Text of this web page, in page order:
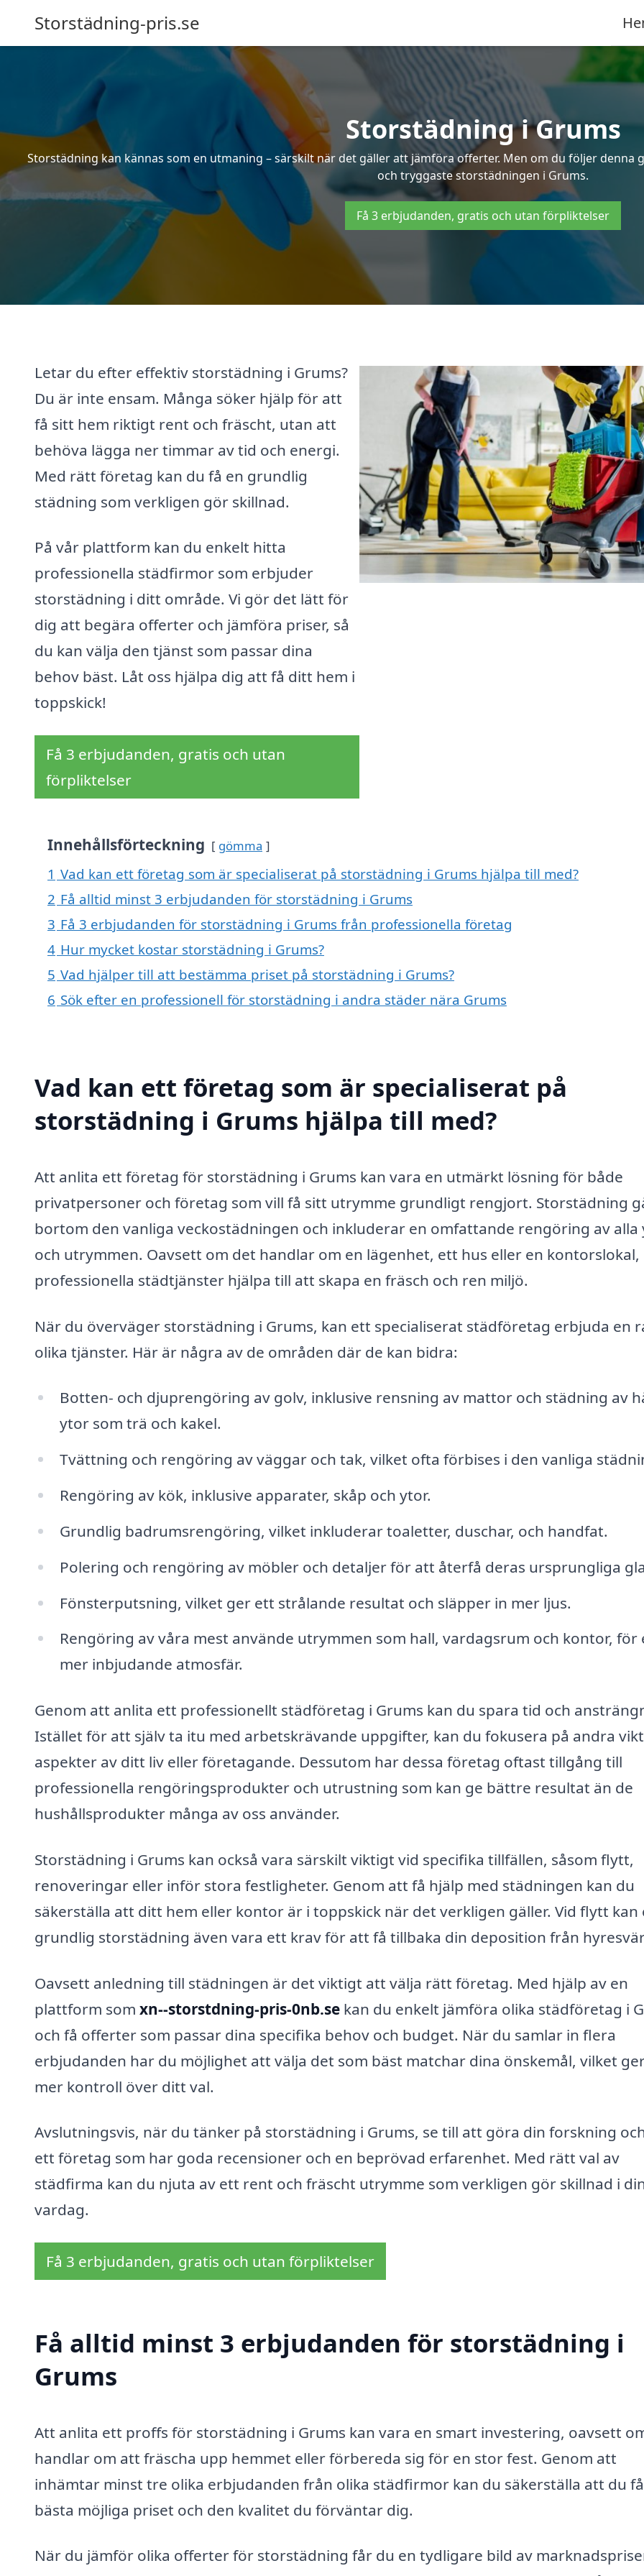
Storstädning-pris.se
Storstädning i Grums
Storstädning kan kännas som en utmaning – särskilt när det gäller att jämföra offerter. Men om du följer
och tryggaste storstädningen i Grums.
Få 3 erbjudanden, gratis och utan förpliktelser
Letar du efter effektiv storstädning i Grums?
Du är inte ensam. Många söker hjälp för att
få sitt hem riktigt rent och fräscht, utan att
behöva lägga ner timmar av tid och energi.
Med rätt företag kan du få en grundlig
städning som verkligen gör skillnad.
På vår plattform kan du enkelt hitta
professionella städfirmor som erbjuder
storstädning i ditt område. Vi gör det lätt för
dig att begära offerter och jämföra priser, så
du kan välja den tjänst som passar dina
behov bäst. Låt oss hjälpa dig att få ditt hem i
toppskick!
Få 3 erbjudanden, gratis och utan
förpliktelser
Innehållsförteckning gömma
1 Vad kan ett företag som är specialiserat på storstädning i Grums hjälpa till med?
2 Få alltid minst 3 erbjudanden för storstädning i Grums
3 Få 3 erbjudanden för storstädning i Grums från professionella företag
4 Hur mycket kostar storstädning i Grums?
5 Vad hjälper till att bestämma priset på storstädning i Grums?
6 Sök efter en professionell för storstädning i andra städer nära Grums
Vad kan ett företag som är specialiserat på
storstädning i Grums hjälpa till med?
Att anlita ett företag för storstädning i Grums kan vara en utmärkt lösning för både
privatpersoner och företag som vill få sitt utrymme grundligt rengjort. Storstädning
bortom den vanliga veckostädningen och inkluderar en omfattande rengöring av alla
och utrymmen. Oavsett om det handlar om en lägenhet, ett hus eller en kontorslokal,
professionella städtjänster hjälpa till att skapa en fräsch och ren miljö.
När du överväger storstädning i Grums, kan ett specialiserat städföretag erbjuda en
olika tjänster. Här är några av de områden där de kan bidra:
Botten- och djuprengöring av golv, inklusive rensning av mattor och städning av
ytor som trä och kakel.
Tvättning och rengöring av väggar och tak, vilket ofta förbises i den vanliga
Rengöring av kök, inklusive apparater, skåp och ytor.
Grundlig badrumsrengöring, vilket inkluderar toaletter, duschar, och handfat.
Polering och rengöring av möbler och detaljer för att återfå deras ursprungliga
Fönsterputsning, vilket ger ett strålande resultat och släpper in mer ljus.
Rengöring av våra mest använde utrymmen som hall, vardagsrum och kontor, för
mer inbjudande atmosfär.
Genom att anlita ett professionellt städföretag i Grums kan du spara tid och
Istället för att själv ta itu med arbetskrävande uppgifter, kan du fokusera på andra
aspekter av ditt liv eller företagande. Dessutom har dessa företag oftast tillgång till
professionella rengöringsprodukter och utrustning som kan ge bättre resultat än de
hushållsprodukter många av oss använder.
Storstädning i Grums kan också vara särskilt viktigt vid specifika tillfällen, såsom flytt,
renoveringar eller inför stora festligheter. Genom att få hjälp med städningen kan du
säkerställa att ditt hem eller kontor är i toppskick när det verkligen gäller. Vid flytt kan
grundlig storstädning även vara ett krav för att få tillbaka din deposition från
Oavsett anledning till städningen är det viktigt att välja rätt företag. Med hjälp av en
plattform som xn--storstdning-pris-0nb.se kan du enkelt jämföra olika städföretag i
och få offerter som passar dina specifika behov och budget. När du samlar in flera
erbjudanden har du möjlighet att välja det som bäst matchar dina önskemål, vilket
mer kontroll över ditt val.
Avslutningsvis, när du tänker på storstädning i Grums, se till att göra din forskning
ett företag som har goda recensioner och en beprövad erfarenhet. Med rätt val av
städfirma kan du njuta av ett rent och fräscht utrymme som verkligen gör skillnad i
vardag.
Få 3 erbjudanden, gratis och utan förpliktelser
Få alltid minst 3 erbjudanden för storstädning i
Grums
Att anlita ett proffs för storstädning i Grums kan vara en smart investering, oavsett
handlar om att fräscha upp hemmet eller förbereda sig för en stor fest. Genom att
inhämtar minst tre olika erbjudanden från olika städfirmor kan du säkerställa att du
bästa möjliga priset och den kvalitet du förväntar dig.
När du jämför olika offerter för storstädning får du en tydligare bild av